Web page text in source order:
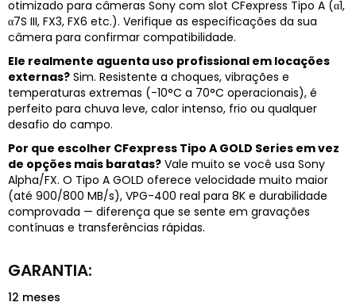
12 meses
otimizado para câmeras Sony com slot CFexpress Tipo A (α1,
α7S III, FX3, FX6 etc.). Verifique as especificações da sua
câmera para confirmar compatibilidade.
Ele realmente aguenta uso profissional em locações
externas? Sim. Resistente a choques, vibrações e
temperaturas extremas (-10°C a 70°C operacionais), é
perfeito para chuva leve, calor intenso, frio ou qualquer
desafio do campo.
Por que escolher CFexpress Tipo A GOLD Series em vez
de opções mais baratas? Vale muito se você usa Sony
Alpha/FX. O Tipo A GOLD oferece velocidade muito maior
(até 900/800 MB/s), VPG-400 real para 8K e durabilidade
comprovada — diferença que se sente em gravações
contínuas e transferências rápidas.